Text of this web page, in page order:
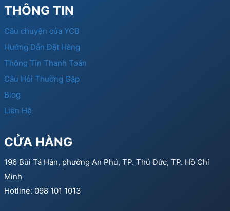
THÔNG TIN
Câu chuyện của YCB
Hướng Dẫn Đặt Hàng
Thông Tin Thanh Toán
Câu Hỏi Thường Gặp
Blog
Liên Hệ
CỬA HÀNG
196 Bùi Tá Hán, phường An Phú, TP. Thủ Đức, TP. Hồ Chí
Minh
Hotline: 098 101 1013